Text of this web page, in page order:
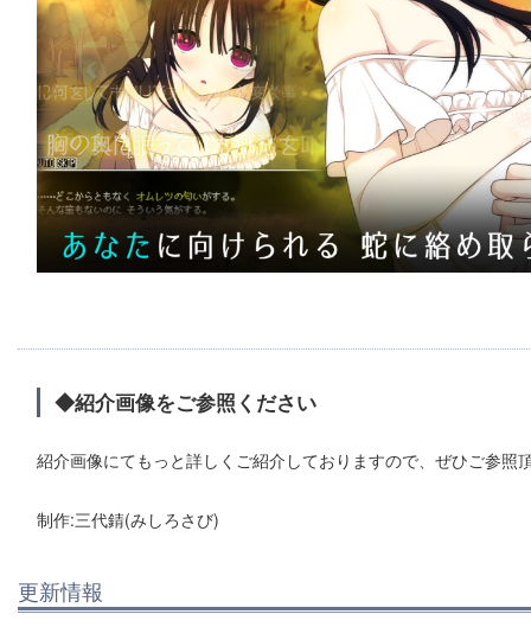
◆紹介画像をご参照ください
紹介画像にてもっと詳しくご紹介しておりますので、ぜひご参照
制作:三代錆(みしろさび)
更新情報